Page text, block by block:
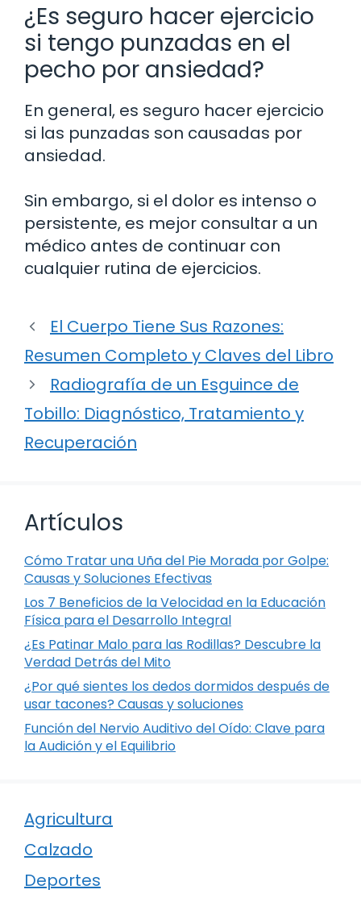
¿Es seguro hacer ejercicio
si tengo punzadas en el
pecho por ansiedad?
En general, es seguro hacer ejercicio
si las punzadas son causadas por
ansiedad.
Sin embargo, si el dolor es intenso o
persistente, es mejor consultar a un
médico antes de continuar con
cualquier rutina de ejercicios.
El Cuerpo Tiene Sus Razones:
Resumen Completo y Claves del Libro
Radiografía de un Esguince de
Tobillo: Diagnóstico, Tratamiento y
Recuperación
Artículos
Cómo Tratar una Uña del Pie Morada por Golpe:
Causas y Soluciones Efectivas
Los 7 Beneficios de la Velocidad en la Educación
Física para el Desarrollo Integral
¿Es Patinar Malo para las Rodillas? Descubre la
Verdad Detrás del Mito
¿Por qué sientes los dedos dormidos después de
usar tacones? Causas y soluciones
Función del Nervio Auditivo del Oído: Clave para
la Audición y el Equilibrio
Agricultura
Calzado
Deportes